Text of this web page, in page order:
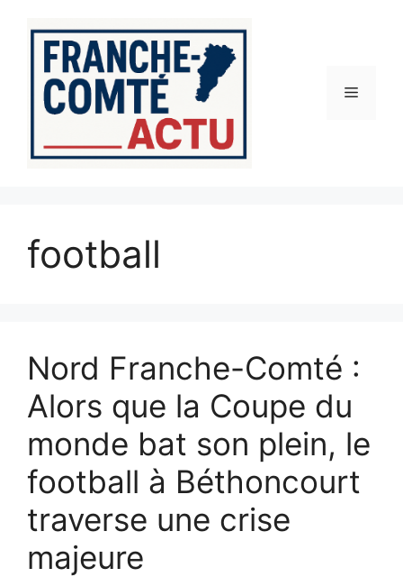
contenu
Menu
football
Nord Franche-Comté :
Alors que la Coupe du
monde bat son plein, le
football à Béthoncourt
traverse une crise
majeure